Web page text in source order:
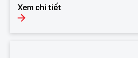
Xem chi tiết